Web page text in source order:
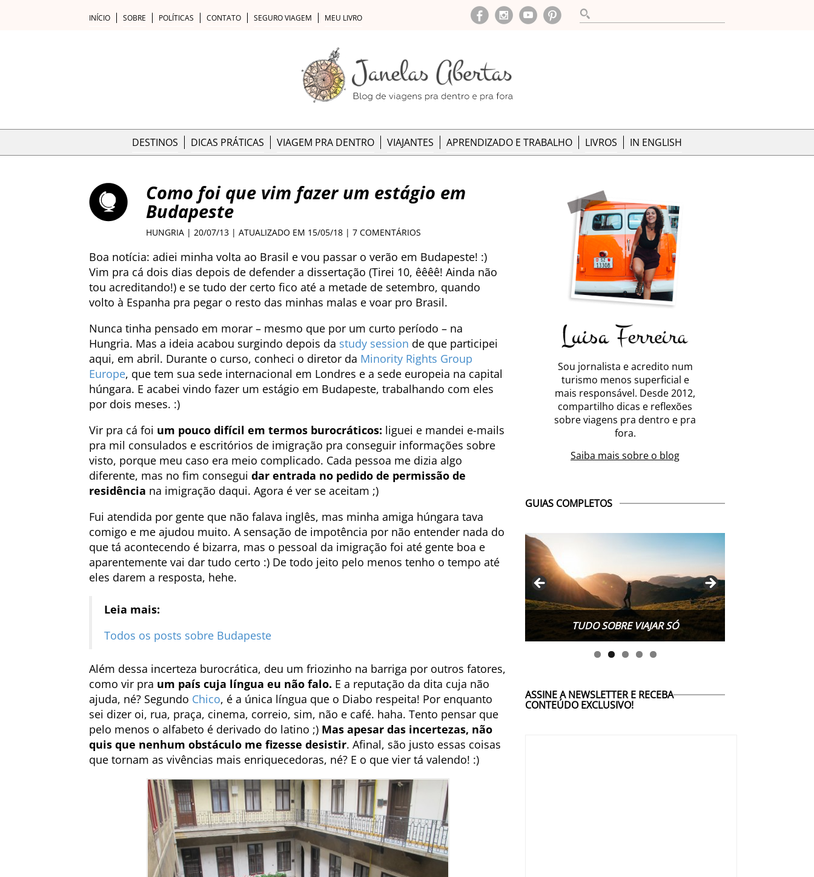
INÍCIO SOBRE POLÍTICAS CONTATO SEGURO VIAGEM MEU LIVRO
DESTINOS DICAS PRÁTICAS VIAGEM PRA DENTRO VIAJANTES APRENDIZADO E TRABALHO LIVROS IN ENGLISH
Como foi que vim fazer um estágio em
Budapeste
HUNGRIA | 20/07/13 | ATUALIZADO EM 15/05/18 | 7 COMENTÁRIOS
Boa notícia: adiei minha volta ao Brasil e vou passar o verão em Budapeste! :)
Vim pra cá dois dias depois de defender a dissertação (Tirei 10, êêêê! Ainda não
tou acreditando!) e se tudo der certo fico até a metade de setembro, quando
volto à Espanha pra pegar o resto das minhas malas e voar pro Brasil.
Nunca tinha pensado em morar – mesmo que por um curto período – na
Hungria. Mas a ideia acabou surgindo depois da study session de que participei
aqui, em abril. Durante o curso, conheci o diretor da Minority Rights Group
Europe, que tem sua sede internacional em Londres e a sede europeia na capital
húngara. E acabei vindo fazer um estágio em Budapeste, trabalhando com eles
por dois meses. :)
Vir pra cá foi um pouco difícil em termos burocráticos: liguei e mandei e-mails
pra mil consulados e escritórios de imigração pra conseguir informações sobre
visto, porque meu caso era meio complicado. Cada pessoa me dizia algo
diferente, mas no fim consegui dar entrada no pedido de permissão de
residência na imigração daqui. Agora é ver se aceitam ;)
Fui atendida por gente que não falava inglês, mas minha amiga húngara tava
comigo e me ajudou muito. A sensação de impotência por não entender nada do
que tá acontecendo é bizarra, mas o pessoal da imigração foi até gente boa e
aparentemente vai dar tudo certo :) De todo jeito pelo menos tenho o tempo até
eles darem a resposta, hehe.
Leia mais:
Todos os posts sobre Budapeste
Além dessa incerteza burocrática, deu um friozinho na barriga por outros fatores,
como vir pra um país cuja língua eu não falo. E a reputação da dita cuja não
ajuda, né? Segundo Chico, é a única língua que o Diabo respeita! Por enquanto
sei dizer oi, rua, praça, cinema, correio, sim, não e café. haha. Tento pensar que
pelo menos o alfabeto é derivado do latino ;) Mas apesar das incertezas, não
quis que nenhum obstáculo me fizesse desistir. Afinal, são justo essas coisas
que tornam as vivências mais enriquecedoras, né? E o que vier tá valendo! :)
Sou jornalista e acredito num
turismo menos superficial e
mais responsável. Desde 2012,
compartilho dicas e reflexões
sobre viagens pra dentro e pra
fora.
Saiba mais sobre o blog
GUIAS COMPLETOS
TUDO SOBRE VIAJAR SÓ
TUDO SOBRE WORK EXCHANGE
ASSINE A NEWSLETTER E RECEBA
CONTEÚDO EXCLUSIVO!